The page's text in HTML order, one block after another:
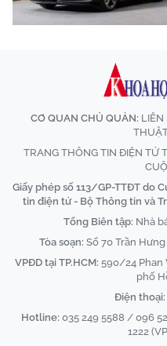
CƠ QUAN CHỦ QUẢN: LIÊN
TRANG THÔNG TIN ĐIỆN TỬ
Giấy phép số 113/GP-TTĐT do
tin điện tử - Bộ Thông tin và
Tổng Biên tập: Nhà
Tòa soạn: Số 70 Trần
VPĐD tại TP.HCM: 590/24 Phan
phố
Điện thoại:
Hotline: 035 249 5588 / 096
1222